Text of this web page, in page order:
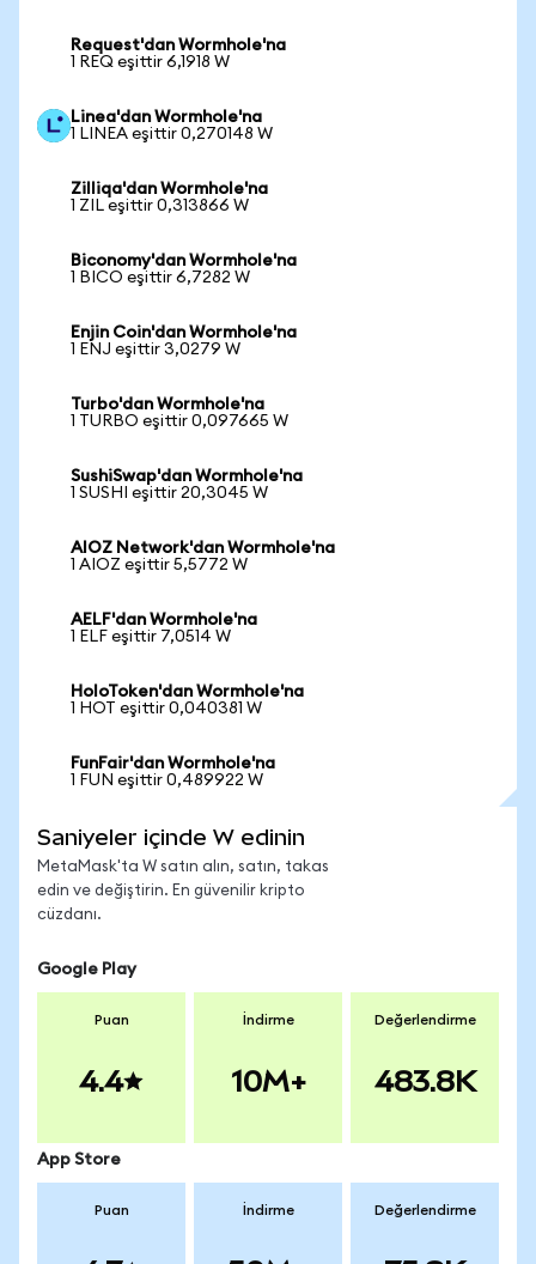
Request'dan Wormhole'na
1 REQ eşittir 6,1918 W
Linea'dan Wormhole'na
1 LINEA eşittir 0,270148 W
Zilliqa'dan Wormhole'na
1 ZIL eşittir 0,313866 W
Biconomy'dan Wormhole'na
1 BICO eşittir 6,7282 W
Enjin Coin'dan Wormhole'na
1 ENJ eşittir 3,0279 W
Turbo'dan Wormhole'na
1 TURBO eşittir 0,097665 W
SushiSwap'dan Wormhole'na
1 SUSHI eşittir 20,3045 W
AIOZ Network'dan Wormhole'na
1 AIOZ eşittir 5,5772 W
AELF'dan Wormhole'na
1 ELF eşittir 7,0514 W
HoloToken'dan Wormhole'na
1 HOT eşittir 0,040381 W
FunFair'dan Wormhole'na
1 FUN eşittir 0,489922 W
Saniyeler içinde W edinin
MetaMask'ta W satın alın, satın, takas
edin ve değiştirin. En güvenilir kripto
cüzdanı.
Google Play
Puan
4.4
İndirme
10M+
Değerlendirme
483.8K
App Store
Puan İndirme Değerlendirme